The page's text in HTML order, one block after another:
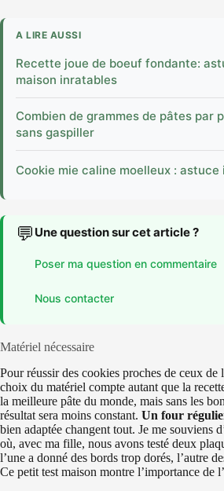
A LIRE AUSSI
Recette joue de boeuf fondante:
maison inratables
Combien de grammes de pâtes par
sans gaspiller
Cookie mie caline moelleux : astuce
💬 Une question sur cet article ?
Poser ma question en commentaire
Nous contacter
Matériel nécessaire
Pour réussir des cookies proches de ceux de
choix du matériel compte autant que la
la meilleure pâte du monde, mais sans les
résultat sera moins constant. Un four
bien adaptée changent tout. Je me souviens
où, avec ma fille, nous avons testé deux
l’une a donné des bords trop dorés, l’autre
Ce petit test maison montre l’importance de